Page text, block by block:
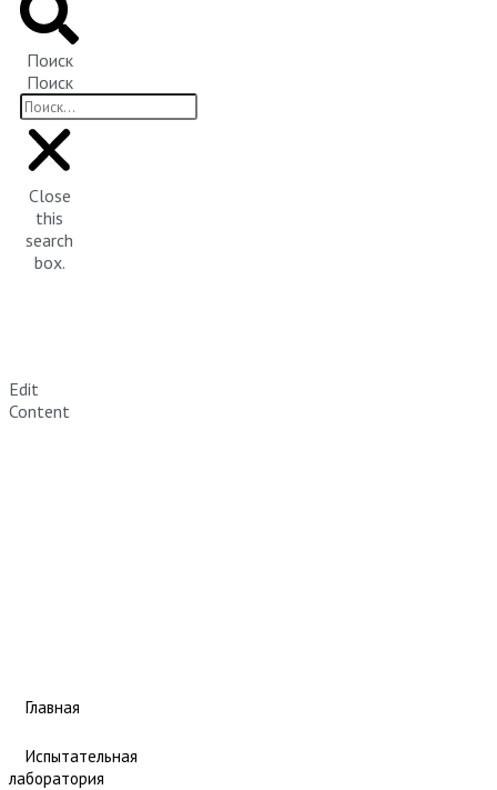
Поиск
Поиск
Close
this
search
box.
Edit
Content
Главная
Испытательная
лаборатория